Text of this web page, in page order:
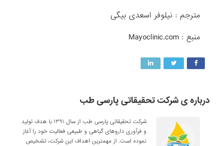
مترجم : نیلوفر اسعدی ‌بیگی
منبع : Mayoclinic.com
درباره ی شرکت تحقیقاتی پارسی طب
شرکت تحقیقاتی پارسی طب از سال ۱۳۹۱ با هدف تولید
و فرآوری داروهای گیاهی و طبیعی فعالیت خود را آغاز
نموده است. از مهمترین اهداف این شرکت، تشخیص